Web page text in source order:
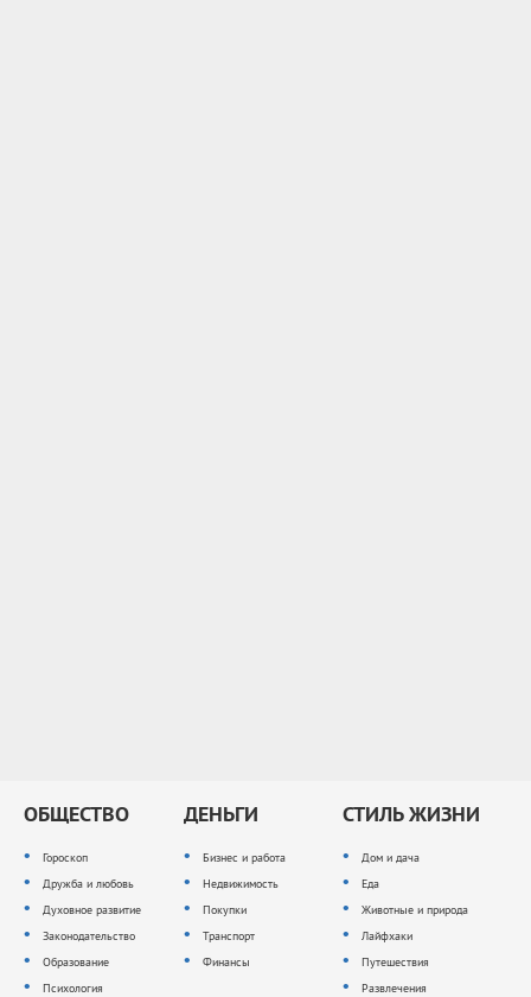
ОБЩЕСТВО
Гороскоп
Дружба и любовь
Духовное развитие
Законодательство
Образование
Психология
ДЕНЬГИ
Бизнес и работа
Недвижимость
Покупки
Транспорт
Финансы
СТИЛЬ ЖИЗНИ
Дом и дача
Еда
Животные и природа
Лайфхаки
Путешествия
Развлечения